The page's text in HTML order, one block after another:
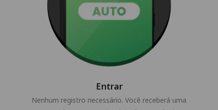
Entrar
Nenhum registro necessário. Você receberá uma